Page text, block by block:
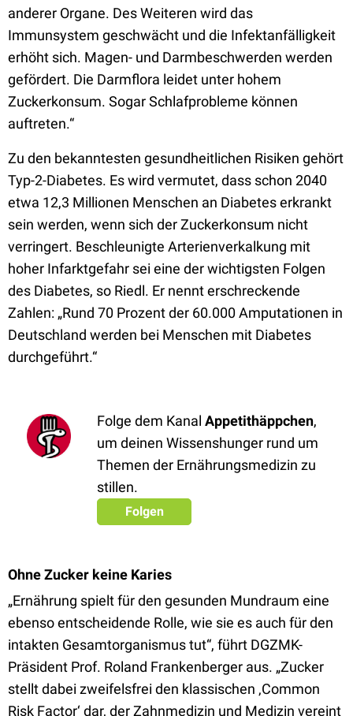
anderer Organe. Des Weiteren wird das
Immunsystem geschwächt und die Infektanfälligkeit
erhöht sich. Magen- und Darmbeschwerden werden
gefördert. Die Darmflora leidet unter hohem
Zuckerkonsum. Sogar Schlafprobleme können
auftreten.“
Zu den bekanntesten gesundheitlichen Risiken gehört
Typ-2-Diabetes. Es wird vermutet, dass schon 2040
etwa 12,3 Millionen Menschen an Diabetes erkrankt
sein werden, wenn sich der Zuckerkonsum nicht
verringert. Beschleunigte Arterienverkalkung mit
hoher Infarktgefahr sei eine der wichtigsten Folgen
des Diabetes, so Riedl. Er nennt erschreckende
Zahlen: „Rund 70 Prozent der 60.000 Amputationen in
Deutschland werden bei Menschen mit Diabetes
durchgeführt.“
Folge dem Kanal Appetithäppchen,
um deinen Wissenshunger rund um
Themen der Ernährungsmedizin zu
stillen.
Folgen
Ohne Zucker keine Karies
„Ernährung spielt für den gesunden Mundraum eine
ebenso entscheidende Rolle, wie sie es auch für den
intakten Gesamtorganismus tut“, führt DGZMK-
Präsident Prof. Roland Frankenberger aus. „Zucker
stellt dabei zweifelsfrei den klassischen ‚Common
Risk Factor‘ dar, der Zahnmedizin und Medizin vereint